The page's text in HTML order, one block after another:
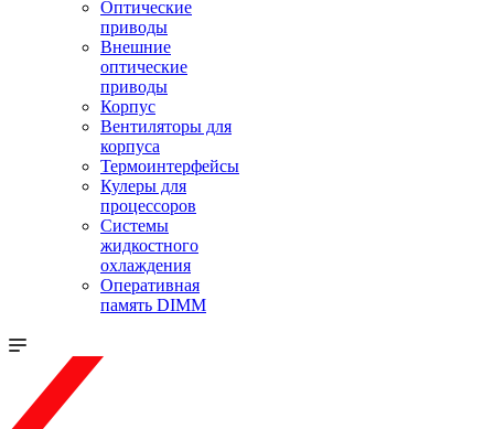
Оптические
приводы
Внешние
оптические
приводы
Корпус
Вентиляторы для
корпуса
Термоинтерфейсы
Кулеры для
процессоров
Системы
жидкостного
охлаждения
Оперативная
память DIMM